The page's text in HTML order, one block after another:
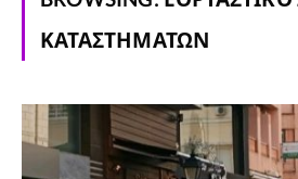
ΚΑΤΑΣΤΗΜΆΤΩΝ